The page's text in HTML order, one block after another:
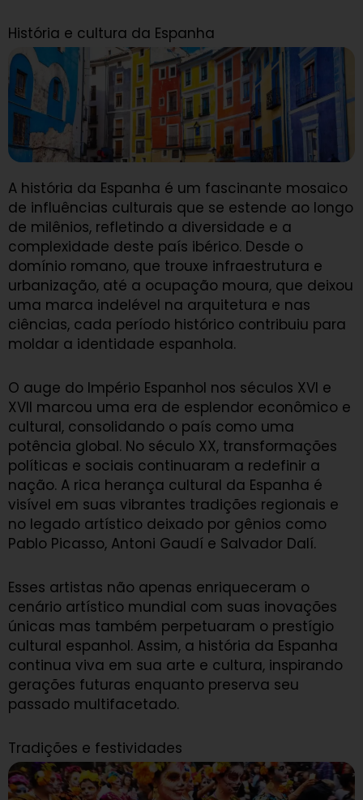
História e cultura da Espanha
A história da Espanha é um fascinante mosaico
de influências culturais que se estende ao longo
de milênios, refletindo a diversidade e a
complexidade deste país ibérico. Desde o
domínio romano, que trouxe infraestrutura e
urbanização, até a ocupação moura, que deixou
uma marca indelével na arquitetura e nas
ciências, cada período histórico contribuiu para
moldar a identidade espanhola.
O auge do Império Espanhol nos séculos XVI e
XVII marcou uma era de esplendor econômico e
cultural, consolidando o país como uma
potência global. No século XX, transformações
políticas e sociais continuaram a redefinir a
nação. A rica herança cultural da Espanha é
visível em suas vibrantes tradições regionais e
no legado artístico deixado por gênios como
Pablo Picasso, Antoni Gaudí e Salvador Dalí.
Esses artistas não apenas enriqueceram o
cenário artístico mundial com suas inovações
únicas mas também perpetuaram o prestígio
cultural espanhol. Assim, a história da Espanha
continua viva em sua arte e cultura, inspirando
gerações futuras enquanto preserva seu
passado multifacetado.
Tradições e festividades